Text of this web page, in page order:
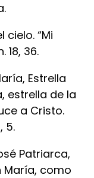
cielo. “Mi
18, 36.
Estrella
estrella de la
a Cristo.
5.
Patriarca,
María, como